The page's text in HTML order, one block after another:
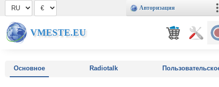
Авторизация
VMESTE.EU
Основное Radiotalk